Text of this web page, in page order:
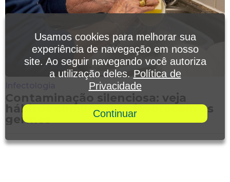
Contaminação silenciosa: veja
hábitos comuns que favorecem os
germes
Usamos cookies para melhorar sua
experiência de navegação em nosso
site. Ao seguir navegando você autoriza
a utilização deles. Política de
Privacidade
Continuar